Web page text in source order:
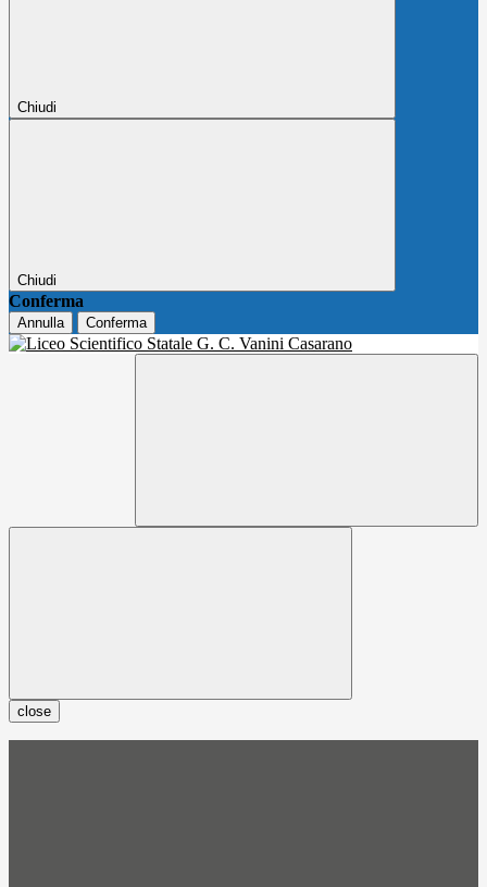
Chiudi
Chiudi
Conferma
Annulla Conferma
close